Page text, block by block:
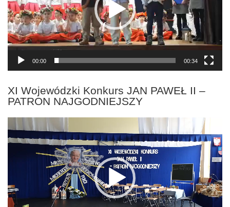
00:00 00:34
XI Wojewódzki Konkurs JAN PAWEŁ II –
PATRON NAJGODNIEJSZY
Odtwarzacz
video